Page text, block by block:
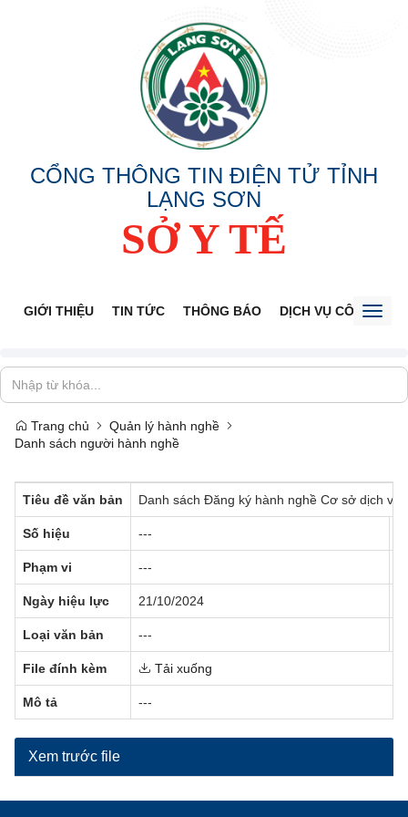
CỔNG THÔNG TIN ĐIỆN TỬ TỈNH
LẠNG SƠN
SỞ Y TẾ
GIỚI THIỆU TIN TỨC THÔNG BÁO DỊCH VỤ CÔNG
Trang chủ
Quản lý hành nghề
Danh sách người hành nghề
Tiêu đề văn bản Danh sách Đăng ký hành nghề Cơ sở dịch
Số hiệu ---
Phạm vi ---
Ngày hiệu lực 21/10/2024
Loại văn bản ---
File đính kèm Tải xuống
Mô tả ---
Xem trước file